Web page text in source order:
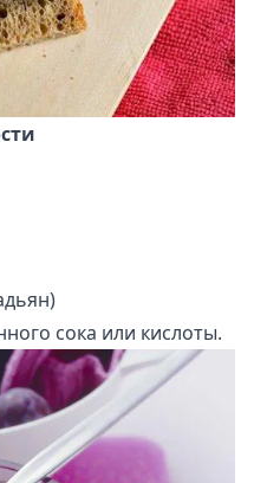
сока или кислоты.